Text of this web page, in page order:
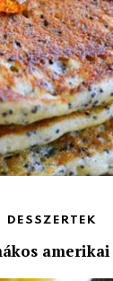
DESSZERTEK